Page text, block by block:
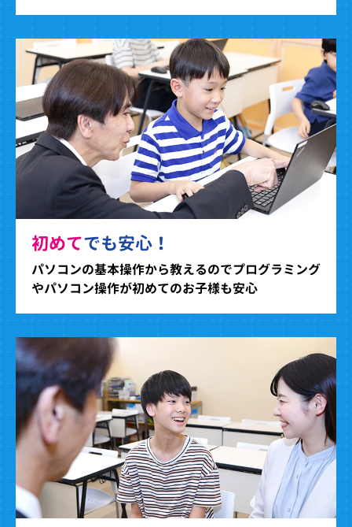
初めてでも安心！
パソコンの基本操作から教えるのでプログラミング
やパソコン操作が初めてのお子様も安心